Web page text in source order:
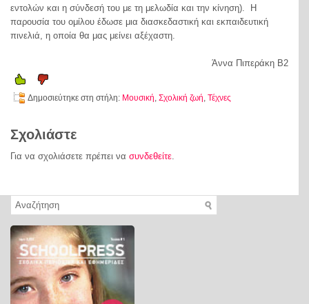
εντολών και η σύνδεσή του με τη μελωδία και την κίνηση). Η
παρουσία του ομίλου έδωσε μια διασκεδαστική και εκπαιδευτική
πινελιά, η οποία θα μας μείνει αξέχαστη.
Άννα Πιπεράκη Β2
Δημοσιεύτηκε στη στήλη: Μουσική, Σχολική ζωή, Τέχνες
Σχολιάστε
Για να σχολιάσετε πρέπει να συνδεθείτε.